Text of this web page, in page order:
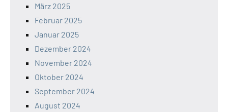
März 2025
Februar 2025
Januar 2025
Dezember 2024
November 2024
Oktober 2024
September 2024
August 2024